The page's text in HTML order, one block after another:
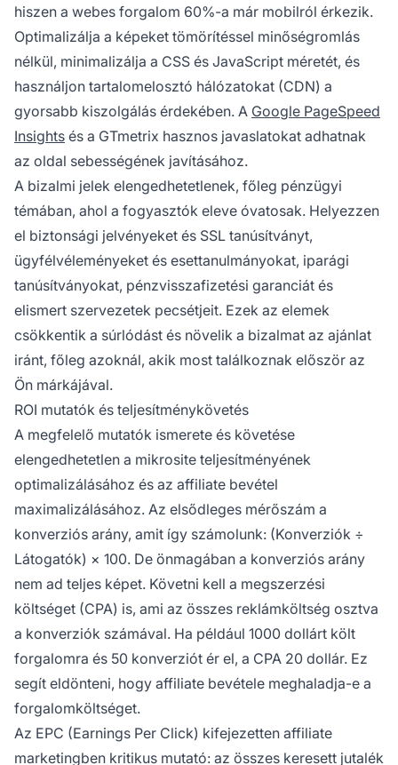
hiszen a webes forgalom 60%-a már mobilról érkezik.
Optimalizálja a képeket tömörítéssel minőségromlás
nélkül, minimalizálja a CSS és JavaScript méretét, és
használjon tartalomelosztó hálózatokat (CDN) a
gyorsabb kiszolgálás érdekében. A Google PageSpeed
Insights és a GTmetrix hasznos javaslatokat adhatnak
az oldal sebességének javításához.
A bizalmi jelek elengedhetetlenek, főleg pénzügyi
témában, ahol a fogyasztók eleve óvatosak. Helyezzen
el biztonsági jelvényeket és SSL tanúsítványt,
ügyfélvéleményeket és esettanulmányokat, iparági
tanúsítványokat, pénzvisszafizetési garanciát és
elismert szervezetek pecsétjeit. Ezek az elemek
csökkentik a súrlódást és növelik a bizalmat az ajánlat
iránt, főleg azoknál, akik most találkoznak először az
Ön márkájával.
ROI mutatók és teljesítménykövetés
A megfelelő mutatók ismerete és követése
elengedhetetlen a mikrosite teljesítményének
optimalizálásához és az affiliate bevétel
maximalizálásához. Az elsődleges mérőszám a
konverziós arány, amit így számolunk: (Konverziók ÷
Látogatók) × 100. De önmagában a konverziós arány
nem ad teljes képet. Követni kell a megszerzési
költséget (CPA) is, ami az összes reklámköltség osztva
a konverziók számával. Ha például 1000 dollárt költ
forgalomra és 50 konverziót ér el, a CPA 20 dollár. Ez
segít eldönteni, hogy affiliate bevétele meghaladja-e a
forgalomköltséget.
Az EPC (Earnings Per Click) kifejezetten affiliate
marketingben kritikus mutató: az összes keresett jutalék